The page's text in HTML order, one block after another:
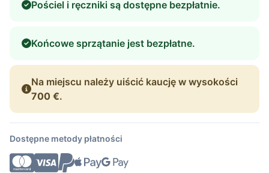
Pościel i ręczniki są dostępne bezpłatnie.
Końcowe sprzątanie jest bezpłatne.
Na miejscu należy uiścić kaucję w wysokości
700 €.
Dostępne metody płatności